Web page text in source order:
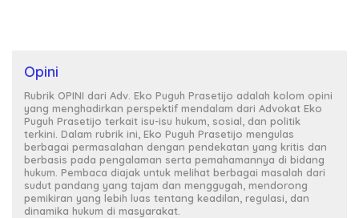
Opini
Rubrik OPINI dari Adv. Eko Puguh Prasetijo adalah kolom opini
yang menghadirkan perspektif mendalam dari Advokat Eko
Puguh Prasetijo terkait isu-isu hukum, sosial, dan politik
terkini. Dalam rubrik ini, Eko Puguh Prasetijo mengulas
berbagai permasalahan dengan pendekatan yang kritis dan
berbasis pada pengalaman serta pemahamannya di bidang
hukum. Pembaca diajak untuk melihat berbagai masalah dari
sudut pandang yang tajam dan menggugah, mendorong
pemikiran yang lebih luas tentang keadilan, regulasi, dan
dinamika hukum di masyarakat.